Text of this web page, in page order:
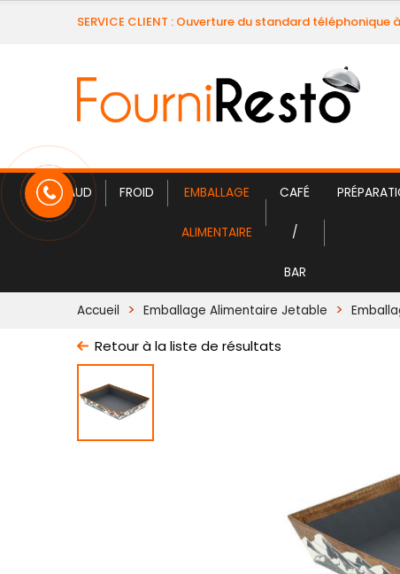
SERVICE CLIENT : Ouverture du standard téléphonique
CHAUD FROID EMBALLAGE
ALIMENTAIRE
CAFÉ
/
BAR
Accueil Emballage Alimentaire Jetable
Retour à la liste de résultats